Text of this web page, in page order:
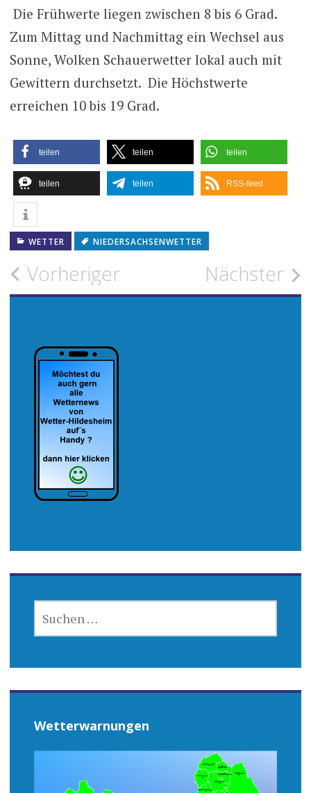
Die Frühwerte liegen zwischen 8 bis 6 Grad.
Zum Mittag und Nachmittag ein Wechsel aus
Sonne, Wolken Schauerwetter lokal auch mit
Gewittern durchsetzt. Die Höchstwerte
erreichen 10 bis 19 Grad.
teilen teilen teilen
teilen teilen RSS-feed
WETTER NIEDERSACHSENWETTER
Beitragsnavigation
Vorheriger Nächster
NACH:
Wetterwarnungen